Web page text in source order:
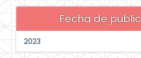
Fecha de
2023